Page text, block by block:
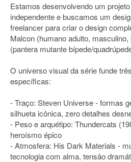
Estamos desenvolvendo um
independente e buscamos um
freelancer para criar o design
Malcon (humano adulto,
(pantera mutante bípede/
O universo visual da série funde
específicas:
- Traço: Steven Universe - formas
silhueta icônica, zero detalhes
- Peso e arquétipo: Thundercats
heroísmo épico
- Atmosfera: His Dark Materials -
tecnologia com alma, tensão